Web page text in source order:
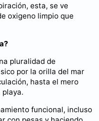
esta, se ve
oxigeno limpio que
pluralidad de
por la orilla del mar
hasta el mero
playa.
funcional, incluso